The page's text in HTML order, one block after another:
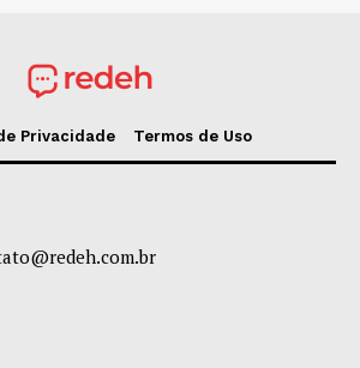
Privacidade Termos de Uso